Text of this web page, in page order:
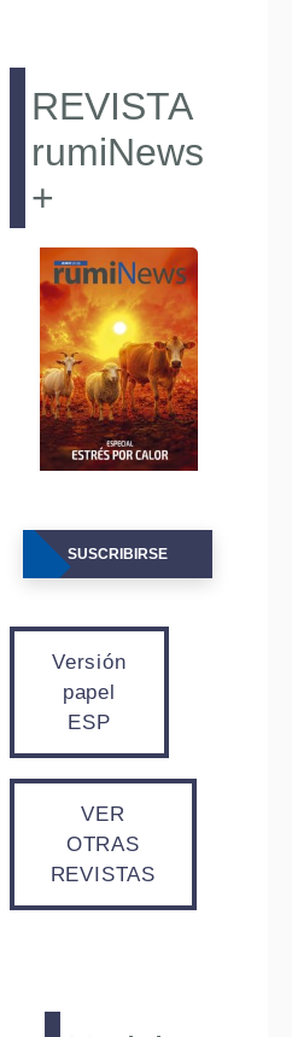
REVISTA
rumiNews
+
SUSCRIBIRSE
Versión
papel
ESP
VER
OTRAS
REVISTAS